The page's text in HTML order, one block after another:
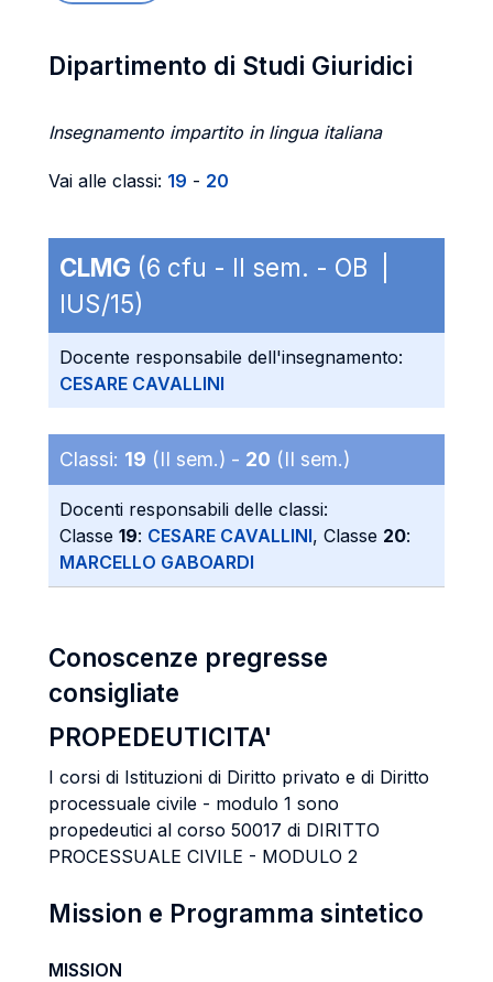
Dipartimento di Studi Giuridici
Insegnamento impartito in lingua italiana
Vai alle classi: 19 - 20
CLMG (6 cfu - II sem. - OB |
IUS/15)
Docente responsabile dell'insegnamento:
CESARE CAVALLINI
Classi: 19 (II sem.) - 20 (II sem.)
Docenti responsabili delle classi:
Classe 19: CESARE CAVALLINI, Classe 20:
MARCELLO GABOARDI
Conoscenze pregresse
consigliate
PROPEDEUTICITA'
I corsi di Istituzioni di Diritto privato e di Diritto
processuale civile - modulo 1 sono
propedeutici al corso 50017 di DIRITTO
PROCESSUALE CIVILE - MODULO 2
Mission e Programma sintetico
MISSION